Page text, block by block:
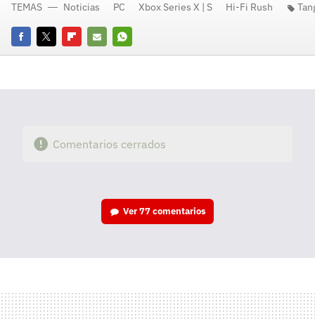
FacebookTwitterFlipboard
E-
Whatsapp
TEMAS Noticias PC Xbox Series X | S Hi-Fi Rush
Comentarios cerrados
Ver77 comentarios